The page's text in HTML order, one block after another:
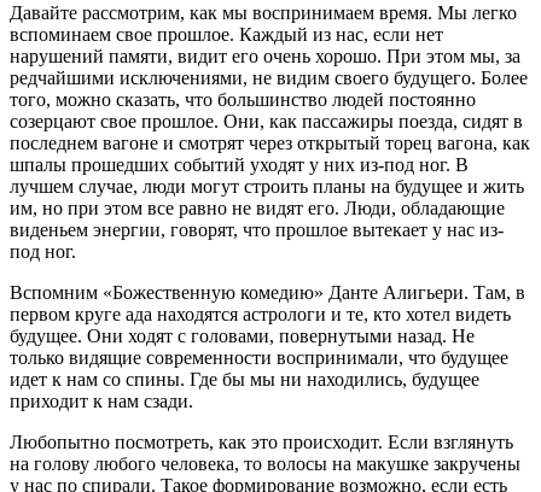
Давайте рассмотрим, как мы воспринимаем время. Мы легко
вспоминаем свое прошлое. Каждый из нас, если нет
нарушений памяти, видит его очень хорошо. При этом мы, за
редчайшими исключениями, не видим своего будущего. Более
того, можно сказать, что большинство людей постоянно
созерцают свое прошлое. Они, как пассажиры поезда, сидят в
последнем вагоне и смотрят через открытый торец вагона, как
шпалы прошедших событий уходят у них из-под ног. В
лучшем случае, люди могут строить планы на будущее и жить
им, но при этом все равно не видят его. Люди, обладающие
виденьем энергии, говорят, что прошлое вытекает у нас из-
под ног.
Вспомним «Божественную комедию» Данте Алигьери. Там, в
первом круге ада находятся астрологи и те, кто хотел видеть
будущее. Они ходят с головами, повернутыми назад. Не
только видящие современности воспринимали, что будущее
идет к нам со спины. Где бы мы ни находились, будущее
приходит к нам сзади.
Любопытно посмотреть, как это происходит. Если взглянуть
на голову любого человека, то волосы на макушке закручены
у нас по спирали. Такое формирование возможно, если есть